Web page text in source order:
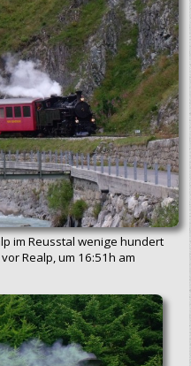
im Reusstal wenige hundert
Realp, um 16:51h am